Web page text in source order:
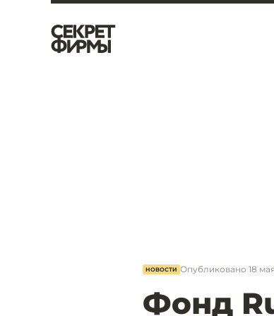
НОВОСТИ Опубликовано 18
Фонд